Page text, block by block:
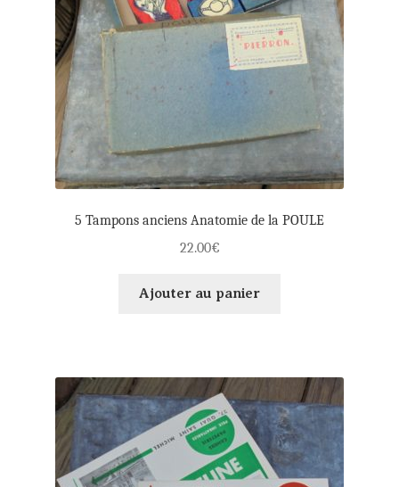
5 Tampons anciens Anatomie de la POULE
22.00€
Ajouter au panier